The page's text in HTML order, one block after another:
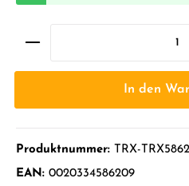
In den
Produktnummer: TRX-TRX5862
EAN: 0020334586209